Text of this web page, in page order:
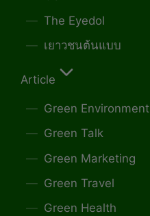
The Eyedol
เยาวชนต้นแบบ
Article
Green Environment
Green Talk
Green Marketing
Green Travel
Green Health